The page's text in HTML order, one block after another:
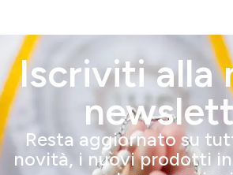
Iscriviti alla
Resta aggiornato su
novità, i nuovi prodotti